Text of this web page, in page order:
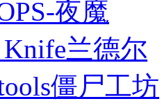
夜魔
Knife兰德尔
僵尸工坊